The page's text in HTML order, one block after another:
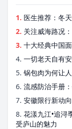
1. 医生推荐：冬
2. 关注威海路况
3. 十大经典中国
4. 一切老天自有
5. 锅包肉为何让
6. 流感防治手册
7. 安徽限行新动
8. 花漾九江•追浔
受庐山的魅力